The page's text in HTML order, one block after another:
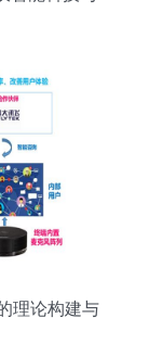
理论构建与